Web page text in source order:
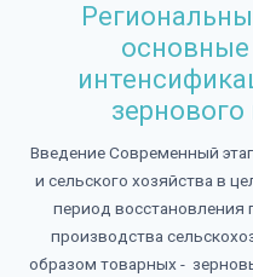
основные
Введение Современный
и сельского хозяйства в
период восстановления
производства
образом товарных -